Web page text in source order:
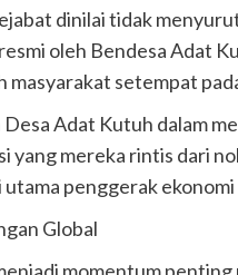
dinilai tidak
oleh Bendesa Adat
setempat
Adat Kutuh dalam
yang mereka rintis dari
penggerak ekonomi
Global